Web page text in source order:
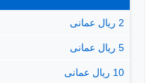
2 ريال عمانى
5 ريال عمانى
10 ريال عمانى